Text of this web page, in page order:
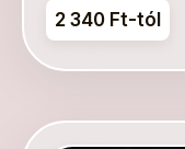
2 340 Ft-tól